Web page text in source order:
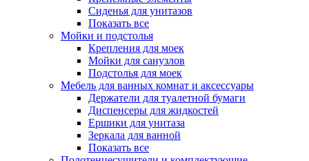
Сиденья для унитазов
Показать все
Мойки и подстолья
Крепления для моек
Мойки для санузлов
Подстолья для моек
Мебель для ванных комнат и аксессуары
Держатели для туалетной бумаги
Диспенсеры для жидкостей
Ершики для унитаза
Зеркала для ванной
Показать все